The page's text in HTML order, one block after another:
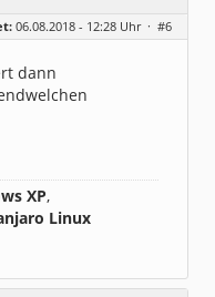
06.08.2018 - 12:28 Uhr · #6
dann
XP,
Linux